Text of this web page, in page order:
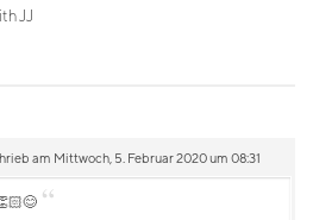
JJ
am Mittwoch, 5. Februar 2020 um 08:31
“